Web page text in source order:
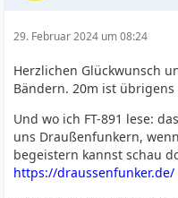
29. Februar 2024 um 08:24
Herzlichen Glückwunsch
Bändern. 20m ist übrigens
Und wo ich FT-891 lese:
uns Draußenfunkern,
begeistern kannst schau
https://draussenfunker.de/